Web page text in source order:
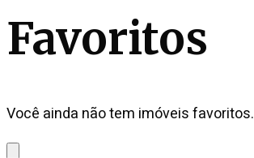
Favoritos
Você ainda não tem imóveis favoritos.